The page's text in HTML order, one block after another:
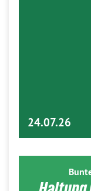
24.07.26